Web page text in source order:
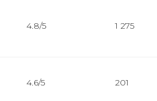
4.8/5 1 275
4.6/5 201